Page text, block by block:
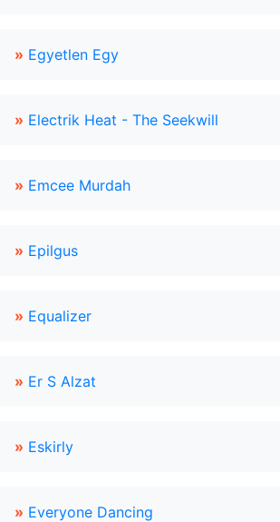
» Egyetlen Egy
» Electrik Heat - The Seekwill
» Emcee Murdah
» Epilgus
» Equalizer
» Er S Alzat
» Eskirly
» Everyone Dancing